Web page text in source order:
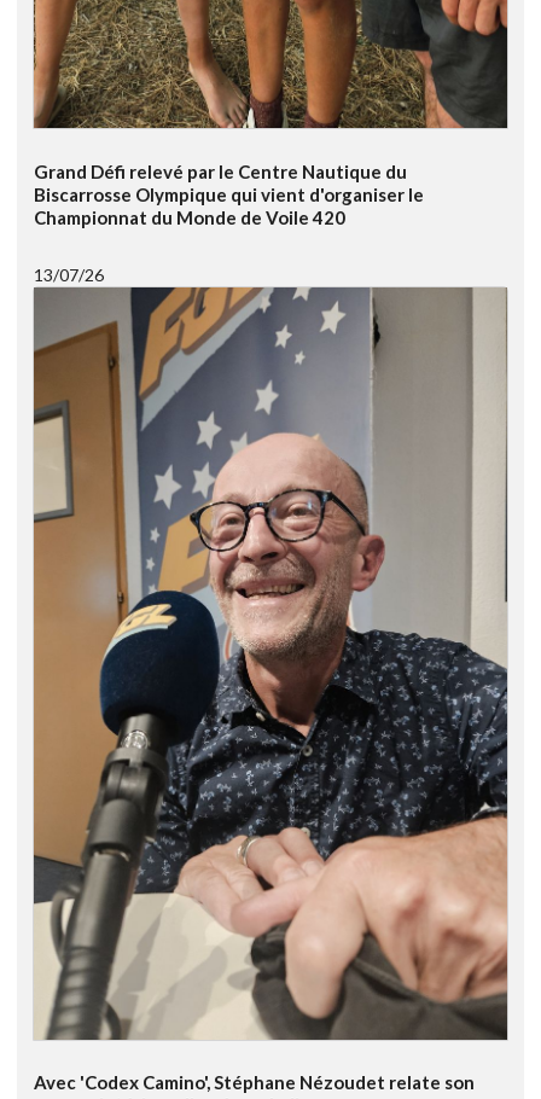
Grand Défi relevé par le Centre Nautique du
Biscarrosse Olympique qui vient d'organiser le
Championnat du Monde de Voile 420
13/07/26
Avec 'Codex Camino', Stéphane Nézoudet relate son